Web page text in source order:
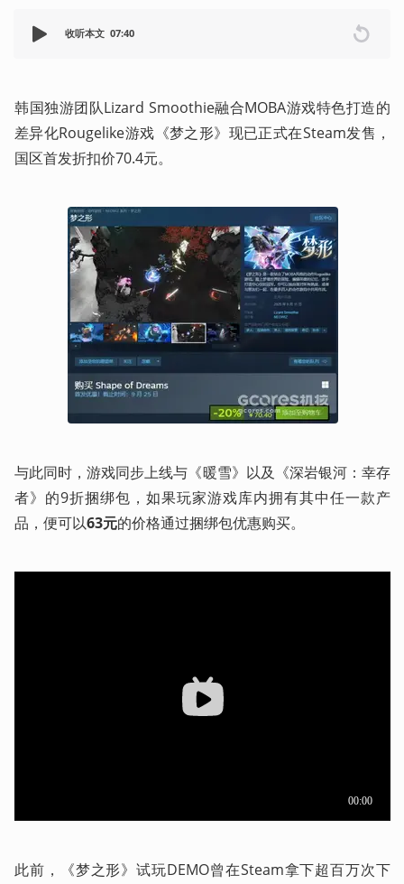
收听本文 07:40
韩国独游团队Lizard Smoothie融合MOBA游戏特色打造的
差异化Rougelike游戏《梦之形》现已正式在Steam发售，
国区首发折扣价70.4元。
与此同时，游戏同步上线与《暖雪》以及《深岩银河：幸存
者》的9折捆绑包，如果玩家游戏库内拥有其中任一款产
品，便可以63元的价格通过捆绑包优惠购买。
此前，《梦之形》试玩DEMO曾在Steam拿下超百万次下